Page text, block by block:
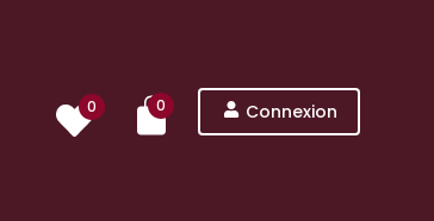
0 0 Connexion